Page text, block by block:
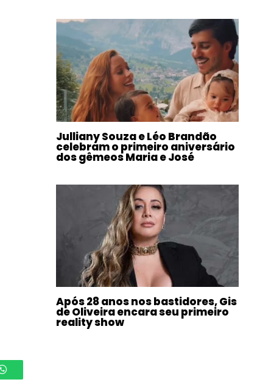
WhatsApp
Julliany Souza e Léo Brandão
celebram o primeiro aniversário
dos gêmeos Maria e José
Após 28 anos nos bastidores, Gis
de Oliveira encara seu primeiro
reality show